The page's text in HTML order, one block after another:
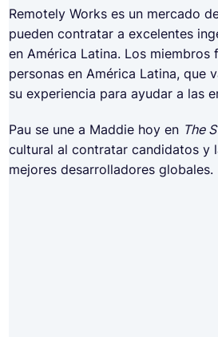
Remotely Works es un mercado
pueden contratar a excelentes
en América Latina. Los
personas en América Latina, que
su experiencia para ayudar a las
Pau se une a Maddie hoy en The
cultural al contratar candidatos y
mejores desarrolladores globales.